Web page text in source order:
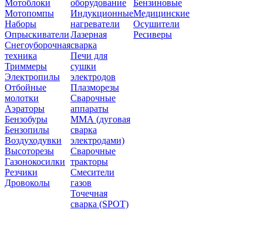
Мотоблоки
Мотопомпы
Наборы
Опрыскиватели
Снегоуборочная
техника
Триммеры
Электропилы
Отбойные
молотки
Аэраторы
Бензобуры
Бензопилы
Воздуходувки
Высоторезы
Газонокосилки
Резчики
Дровоколы
оборудование
Индукционные
нагреватели
Лазерная
сварка
Печи для
сушки
электродов
Плазморезы
Сварочные
аппараты
ММА (дуговая
сварка
электродами)
Сварочные
тракторы
Смесители
газов
Точечная
сварка (SPOT)
Бензиновые
Медицинские
Осушители
Ресиверы